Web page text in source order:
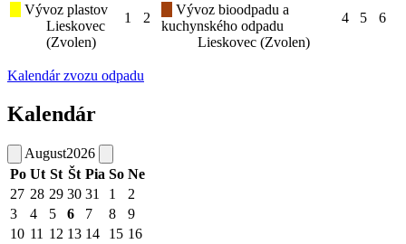
Vývoz plastov
Lieskovec
(Zvolen)
1 2
Vývoz bioodpadu a
kuchynského odpadu
Lieskovec (Zvolen)
4 5 6
Kalendár zvozu odpadu
Kalendár
August2026
Po Ut St Št Pia So Ne
27 28 29 30 31 1
2
3
4 5 6 7 8
9
10 11 12 13 14 15 16